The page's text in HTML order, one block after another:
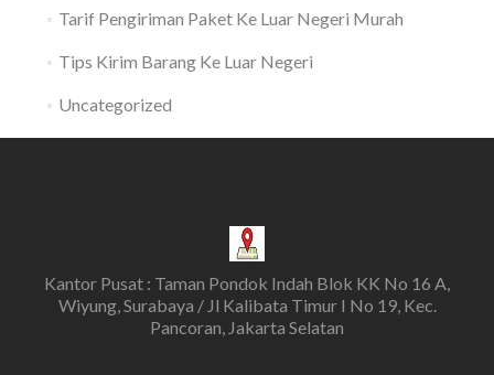
Tarif Pengiriman Paket Ke Luar Negeri Murah
Tips Kirim Barang Ke Luar Negeri
Uncategorized
Kantor Pusat : Taman Pondok Indah Blok KK No 16 A,
Wiyung, Surabaya / Jl Kalibata Timur I No 19, Kec.
Pancoran, Jakarta Selatan